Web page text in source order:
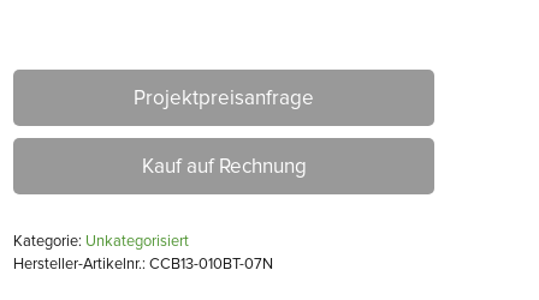
Projektpreisanfrage
Kauf auf Rechnung
Kategorie: Unkategorisiert
Hersteller-Artikelnr.: CCB13-010BT-07N